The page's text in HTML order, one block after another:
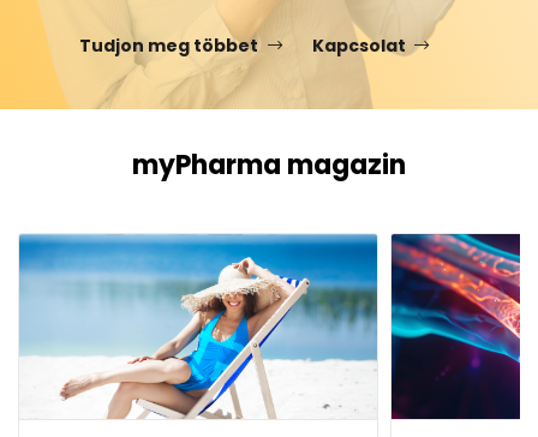
Tudjon meg többet Kapcsolat
myPharma magazin